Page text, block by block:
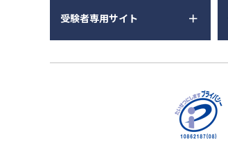
受験者専用サイト